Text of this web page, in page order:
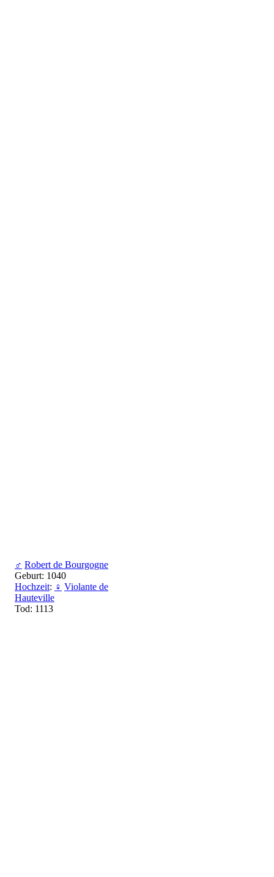
♂ Robert de Bourgogne
Geburt: 1040
Hochzeit: ♀ Violante de
Hauteville
Tod: 1113